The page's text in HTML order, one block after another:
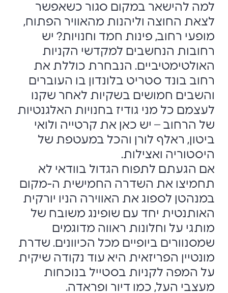
למה להישאר במקום סגור כשאפשר
לצאת החוצה וליהנות מהאוויר הפתוח,
מופעי רחוב, פינות חמד וחנויות? יש
רחובות הנחשבים למקדשי הקניות
האולטימטיביים. הנבחרת כוללת את
רחוב בונד סטריט בלונדון בו העוברים
והשבים חמושים בשקיות לאחר שקנו
לעצמם כל מני גודיז בחנויות האלגנטיות
של הרחוב – יש כאן את קרטייה ולואי
ביטון, ראלף לורן והכל במעטפת של
היסטוריה ואצילות.
אם הגעתם לתפוח הגדול בוודאי לא
תחמיצו את השדרה החמישית ה-מקום
במנהטן לספוג את האווירה הניו יורקית
האותנטית יחד עם שופינג משובח של
מותגי על וחלונות ראווה מדוגמים
שמסנוורים ביופיים מכל הכיוונים. שדרת
מונטיין הפריזאית היא עוד נקודה שיקית
על המפה לקניות בסטייל בנוכחות
מעצבי העל, כמו דיור ופראדה.